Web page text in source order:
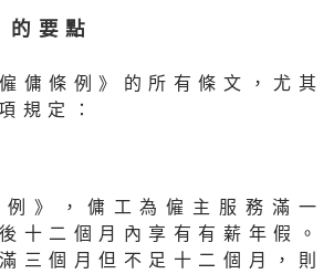
的要點
傭條例》的所有條文，尤其
規定：
》，傭工為僱主服務滿一
十二個月內享有有薪年假。
三個月但不足十二個月，則